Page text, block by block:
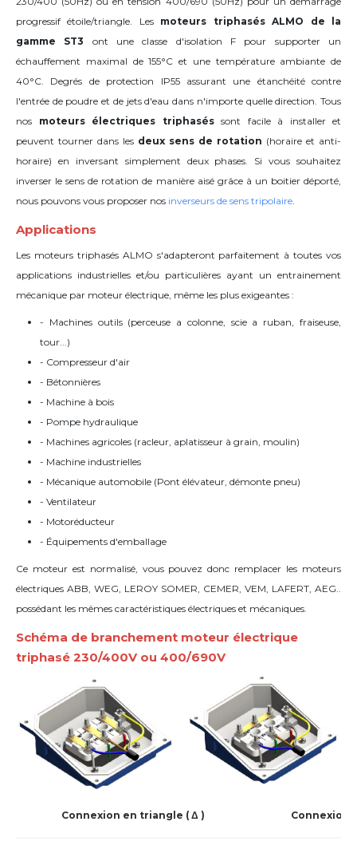
progressif étoile/triangle. Les moteurs triphasés ALMO de la
gamme ST3 ont une classe d'isolation F pour supporter un
échauffement maximal de 155°C et une température ambiante de
40°C.
Degrés de protection IP55 assurant une étanchéité contre
l'entrée de poudre et de jets d'eau dans n'importe quelle direction. Tous
nos moteurs électriques triphaséssont facile à installer et
peuvent tourner dans les deux sens de rotation (horaire et anti-
horaire) en inversant simplement deux phases. Si vous souhaitez
inverser le sens de rotation de manière aisé grâce à un boitier déporté,
nous pouvons vous proposer nos inverseurs de sens tripolaire
Applications
Les moteurs triphasés ALMO s'adapteront parfaitement à toutes vos
applications industrielles et/ou particulières ayant un entrainement
mécanique par moteur électrique , même les plus exigeantes :
- Machines outils (perceuse a colonne, scie a ruban, fraiseuse,
tour...)
- Compresseur d'air
- Bétonnières
- Machine à bois
- Pompe hydraulique
- Machines agricoles (racleur, aplatisseur à grain, moulin)
- Machine industrielles
- Mécanique automobile (Pont élévateur, démonte pneu)
- Ventilateur
- Motoréducteur
- Équipements d'emballage
Ce moteur est normalisé, vous pouvez donc remplacer les moteurs
électriques ABB, WEG, LEROY SOMER, CEMER, VEM, LAFERT, AEG..
possédant les mêmes caractéristiques électriques et mécaniques.
Schéma de branchement moteur électrique
triphasé 230/400V ou 400/690V
Connexion en triangle ( Δ ) Connexion